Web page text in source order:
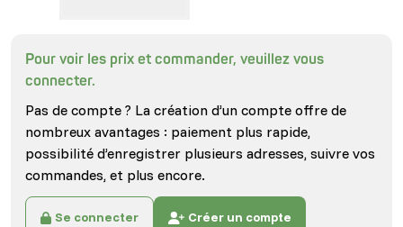
Pour voir les prix et commander, veuillez vous
connecter.
Pas de compte ? La création d’un compte offre de
nombreux avantages : paiement plus rapide,
possibilité d’enregistrer plusieurs adresses, suivre vos
commandes, et plus encore.
Se connecter Créer un compte